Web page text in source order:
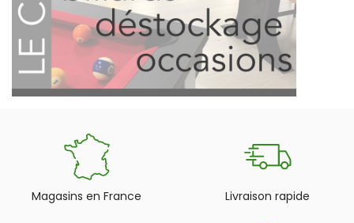
Magasins en France Livraison rapide